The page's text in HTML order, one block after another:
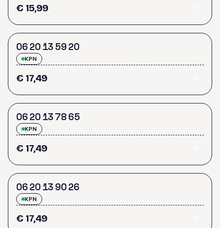
€ 15,99
06 2013 59 20
KPN
€ 17,49
06 201378 65
KPN
€ 17,49
06 2013 9026
KPN
€ 17,49